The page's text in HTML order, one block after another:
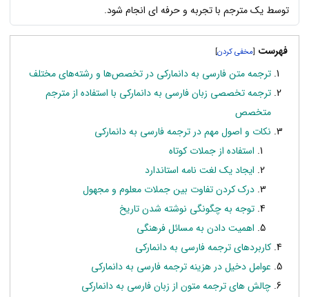
توسط یک مترجم با تجربه و حرفه ای انجام شود.
فهرست [
]
ترجمه متن فارسی به دانمارکی در تخصص‌ها و رشته‌های مختلف
ترجمه تخصصی زبان فارسی به دانمارکی با استفاده از مترجم
متخصص
نکات و اصول مهم در ترجمه فارسی به دانمارکی
استفاده از جملات کوتاه
ایجاد یک لغت نامه استاندارد
درک کردن تفاوت بین جملات معلوم و مجهول
توجه به چگونگی نوشته شدن تاریخ
اهمیت دادن به مسائل فرهنگی
کاربردهای ترجمه فارسی به دانمارکی
عوامل دخیل در هزینه ترجمه فارسی به دانمارکی
چالش های ترجمه متون از زبان فارسی به دانمارکی